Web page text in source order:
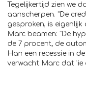
Tegelijkertijd zien we
aanscherpen. "De
gesproken, is
Marc beamen: "De
de 7 procent, de
Han een recessie in
verwacht Marc dat 'ie